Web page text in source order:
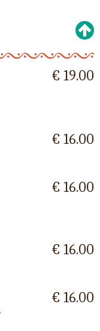
€ 19.00
€ 16.00
€ 16.00
€ 16.00
€ 16.00